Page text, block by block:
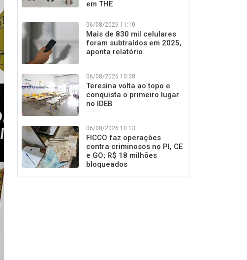
em THE
06/08/2026 11:10
Mais de 830 mil celulares
foram subtraídos em 2025,
aponta relatório
06/08/2026 10:28
Teresina volta ao topo e
conquista o primeiro lugar
no IDEB
06/08/2026 10:13
FICCO faz operações
contra criminosos no PI, CE
e GO; R$ 18 milhões
bloqueados